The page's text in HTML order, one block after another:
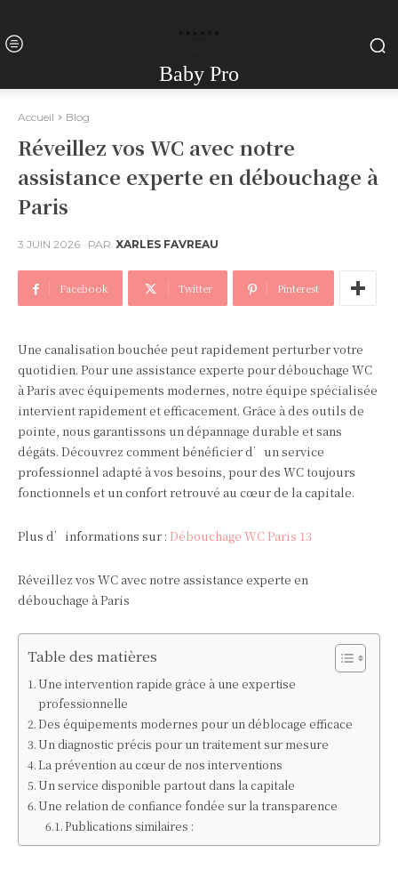
Baby Pro
Accueil Blog
Réveillez vos WC avec notre
assistance experte en débouchage à
Paris
3 JUIN 2026 PAR XARLES FAVREAU
Facebook Twitter Pinterest
Une canalisation bouchée peut rapidement perturber votre
quotidien. Pour une assistance experte pour débouchage WC
à Paris avec équipements modernes, notre équipe spécialisée
intervient rapidement et efficacement. Grâce à des outils de
pointe, nous garantissons un dépannage durable et sans
dégâts. Découvrez comment bénéficier d’un service
professionnel adapté à vos besoins, pour des WC toujours
fonctionnels et un confort retrouvé au cœur de la capitale.
Plus d’informations sur : Débouchage WC Paris 13
Réveillez vos WC avec notre assistance experte en
débouchage à Paris
Table des matières
Une intervention rapide grâce à une expertise
professionnelle
Des équipements modernes pour un déblocage efficace
Un diagnostic précis pour un traitement sur mesure
La prévention au cœur de nos interventions
Un service disponible partout dans la capitale
Une relation de confiance fondée sur la transparence
Publications similaires :